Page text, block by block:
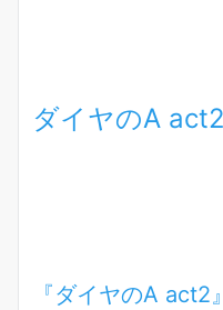
ダイヤのA
『ダイヤのA